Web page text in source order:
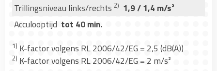
Trillingsniveau links/rechts 2) 1,9 / 1,4 m/s²
Acculooptijd tot 40 min.
1) K-factor volgens RL 2006/42/EG = 2,5 (dB(A))
2) K-factor volgens RL 2006/42/EG = 2 m/s²